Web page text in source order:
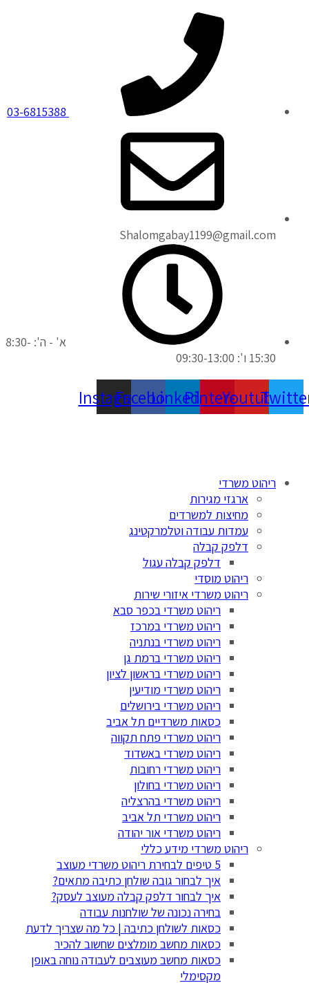
03-6815388
Shalomgabay1199@gmail.com
א' - ה': 8:30-
15:30 ו': 09:30-13:00
Youtube
Pinterest
Linkedin
Facebook
Instagram
ריהוט משרדי
ארגזי מגירות
מחיצות למשרדים
עמדות עבודה וטלמרקטינג
דלפק קבלה
דלפק קבלה עגול
ריהוט מוסדי
ריהוט משרדי איזורי שירות
ריהוט משרדי בכפר סבא
ריהוט משרדי במרכז
ריהוט משרדי בנתניה
ריהוט משרדי ברמת גן
ריהוט משרדי בראשון לציון
ריהוט משרדי מודיעין
ריהוט משרדי בירושלים
כסאות משרדיים תל אביב
ריהוט משרדי פתח תקווה
ריהוט משרדי באשדוד
ריהוט משרדי רחובות
ריהוט משרדי בחולון
ריהוט משרדי בהרצליה
ריהוט משרדי תל אביב
ריהוט משרדי אור יהודה
ריהוט משרדי מידע כללי
5 טיפים לבחירת ריהוט משרדי מעוצב
איך לבחור גובה שולחן כתיבה מתאים?
איך לבחור דלפק קבלה מעוצב לעסק?
בחירה נכונה של שולחנות עבודה
כסאות לשולחן כתיבה | כל מה שצריך לדעת
כסאות מחשב מומלצים שחשוב להכיר
כסאות מחשב מעוצבים לעבודה נוחה באופן
מקסימלי